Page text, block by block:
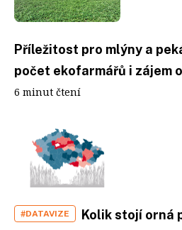
Příležitost pro mlýny a
počet ekofarmářů i zájem
6 minut čtení
#DATAVIZE Kolik stojí orná